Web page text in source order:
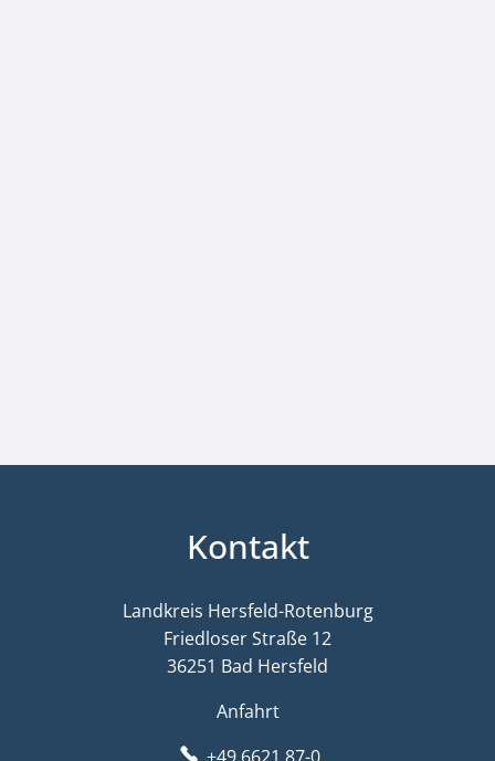
Kontakt
Landkreis Hersfeld-Rotenburg
Friedloser Straße 12
36251 Bad Hersfeld
Anfahrt